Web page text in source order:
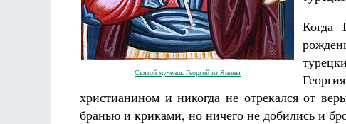
Святой мученик Георгий из Янины
Когда
христианином и никогда не отрекался от
бранью и криками, но ничего не добились и
Разлуки не будет
Как